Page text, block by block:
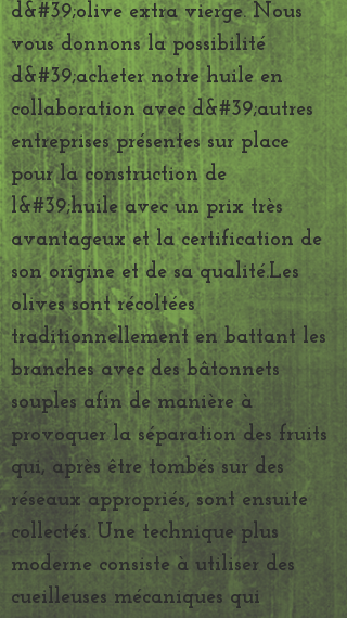
d&#39;olive extra vierge. Nous
vous donnons la possibilité
d&#39;acheter notre huile en
collaboration avec d&#39;autres
entreprises présentes sur place
pour la construction de
l&#39;huile avec un prix très
avantageux et la certification de
son origine et de sa qualité.Les
olives sont récoltées
traditionnellement en battant les
branches avec des bâtonnets
souples afin de manière à
provoquer la séparation des fruits
qui, après être tombés sur des
réseaux appropriés, sont ensuite
collectés. Une technique plus
moderne consiste à utiliser des
cueilleuses mécaniques qui